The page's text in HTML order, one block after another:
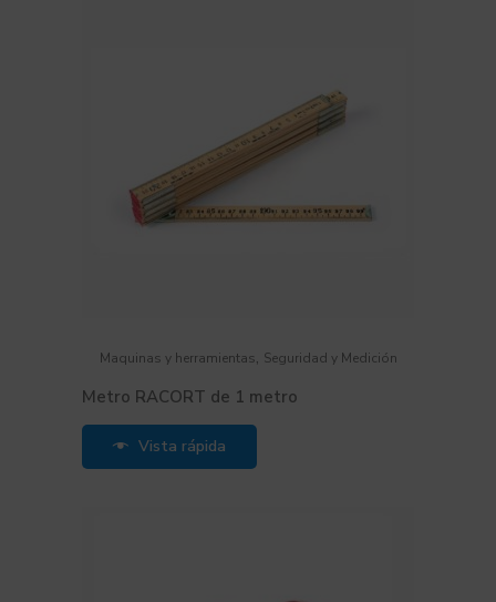
Maquinas y herramientas, Seguridad y Medición
Metro RACORT de 1 metro
Vista rápida